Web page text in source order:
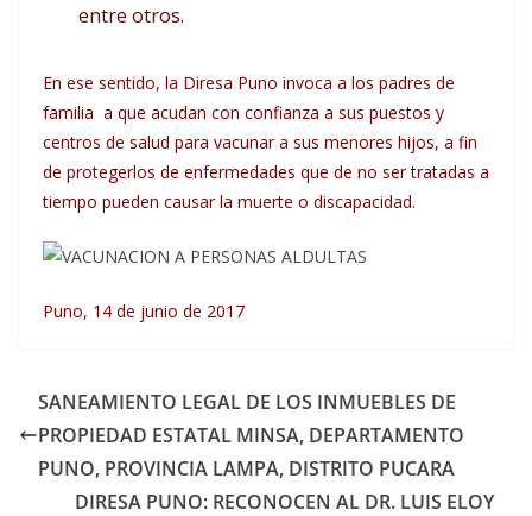
entre otros.
En ese sentido, la Diresa Puno invoca a los padres de
familia a que acudan con confianza a sus puestos y
centros de salud para vacunar a sus menores hijos, a fin
de protegerlos de enfermedades que de no ser tratadas a
tiempo pueden causar la muerte o discapacidad.
Puno, 14 de junio de 2017
SANEAMIENTO LEGAL DE LOS INMUEBLES DE
PROPIEDAD ESTATAL MINSA, DEPARTAMENTO
PUNO, PROVINCIA LAMPA, DISTRITO PUCARA
DIRESA PUNO: RECONOCEN AL DR. LUIS ELOY